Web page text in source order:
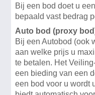
Bij een bod doet u
bepaald vast bedrag
Auto bod (proxy
Bij een Autobod (ook
aan welke prijs u
te betalen. Het
een bieding van een
een bod voor u wordt